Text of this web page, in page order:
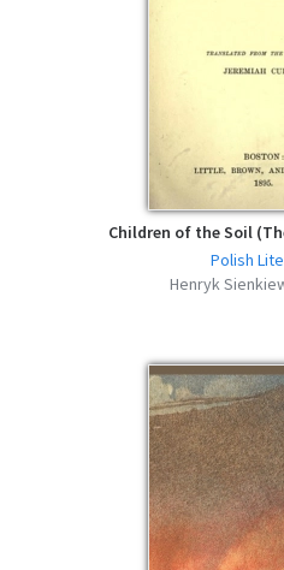
Children of the Soil
Polish
Henryk